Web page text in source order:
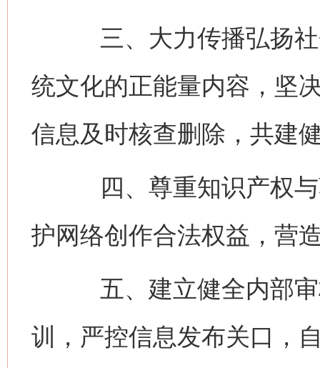
三、大力传播弘扬社
统文化的正能量内容，坚
信息及时核查删除，共建
四、尊重知识产权与
护网络创作合法权益，营
五、建立健全内部审
训，严控信息发布关口，